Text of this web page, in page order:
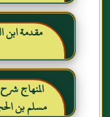
مقدمة ابن
المنهاج
مسلم بن